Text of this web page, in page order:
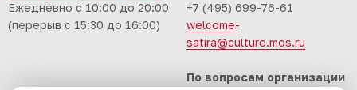
Ежедневно с 10:00 до 20:00
(перерыв с 15:30 до 16:00)
+7 (495) 699-76-61
welcome-
satira@culture.mos.ru
По вопросам организации